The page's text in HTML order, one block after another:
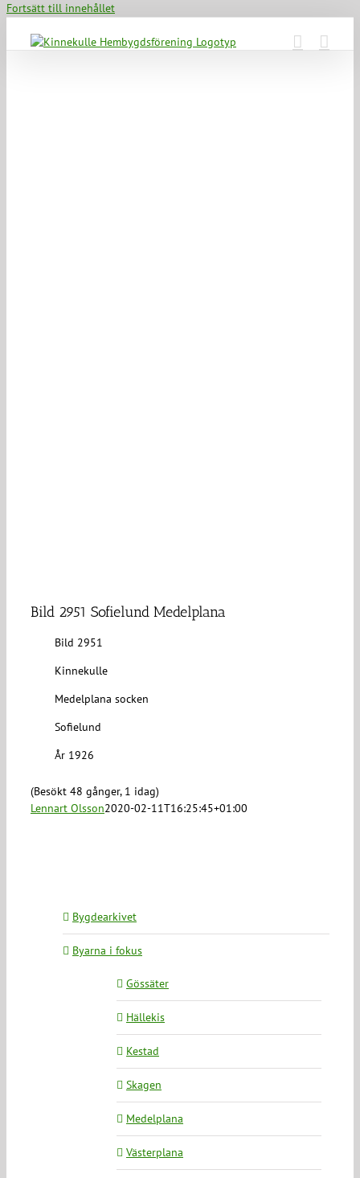
Fortsätt till innehållet
Bild 2951 Sofielund Medelplana
Bild 2951
Kinnekulle
Medelplana socken
Sofielund
År 1926
(Besökt 48 gånger, 1 idag)
Lennart Olsson2020-02-11T16:25:45+01:00
Bygdearkivet
Byarna i fokus
Gössäter
Hällekis
Kestad
Skagen
Medelplana
Västerplana